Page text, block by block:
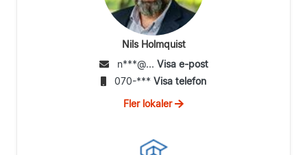
Nils Holmquist
n***@... Visa e-post
070-*** Visa telefon
Fler lokaler